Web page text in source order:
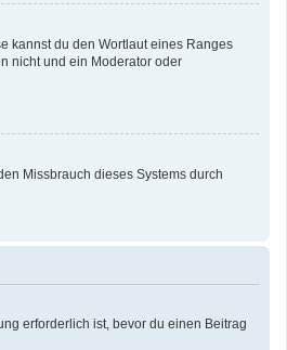
kannst du den Wortlaut eines Ranges
nicht und ein Moderator oder
Missbrauch dieses Systems durch
erforderlich ist, bevor du einen Beitrag